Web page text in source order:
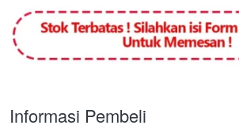
Informasi Pembeli